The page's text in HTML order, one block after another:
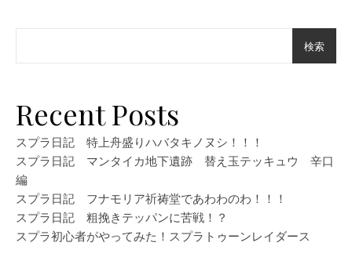
検索
Recent Posts
スプラ日記 特上舟盛りハバタキノヌシ！！！
スプラ日記 マンタイカ地下遺跡 替え玉テッキュウ 辛口
編
スプラ日記 フナモリア祈祷堂であわわのわ！！！
スプラ日記 粗挽きテッパンに苦戦！？
スプラ初心者がやってみた！スプラトゥーンレイダース